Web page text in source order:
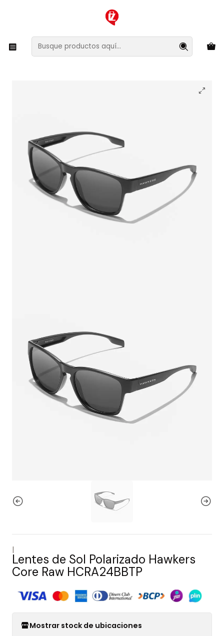
XMAS SALE ¡Compra antes de que la oferta termine!
Lentes y Accesorios Lentes de Sol
Lentes de Sol Polarizado Hawkers Core Raw
HCRA24BBTP
|
Lentes de Sol Polarizado Hawkers
Core Raw HCRA24BBTP
Mostrar stock de ubicaciones